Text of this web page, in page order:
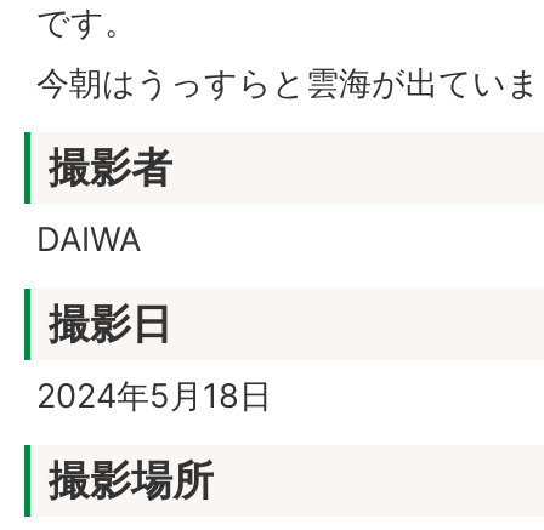
です。
今朝はうっすらと雲海が出てい
撮影者
DAIWA
撮影日
2024年5月18日
撮影場所